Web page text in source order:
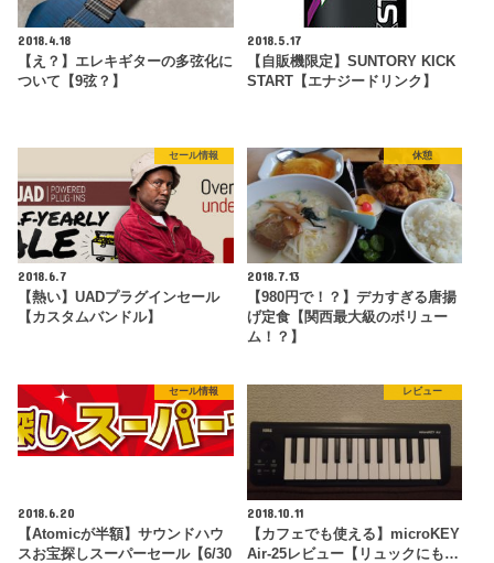
2018.4.18
【え？】エレキギターの多弦化に
ついて【9弦？】
2018.5.17
【自販機限定】SUNTORY KICK
START【エナジードリンク】
セール情報
2018.6.7
【熱い】UADプラグインセール
【カスタムバンドル】
休憩
2018.7.13
【980円で！？】デカすぎる唐揚
げ定食【関西最大級のボリュー
ム！？】
セール情報
2018.6.20
【Atomicが半額】サウンドハウ
スお宝探しスーパーセール【6/30
レビュー
2018.10.11
【カフェでも使える】microKEY
Air-25レビュー【リュックにも…